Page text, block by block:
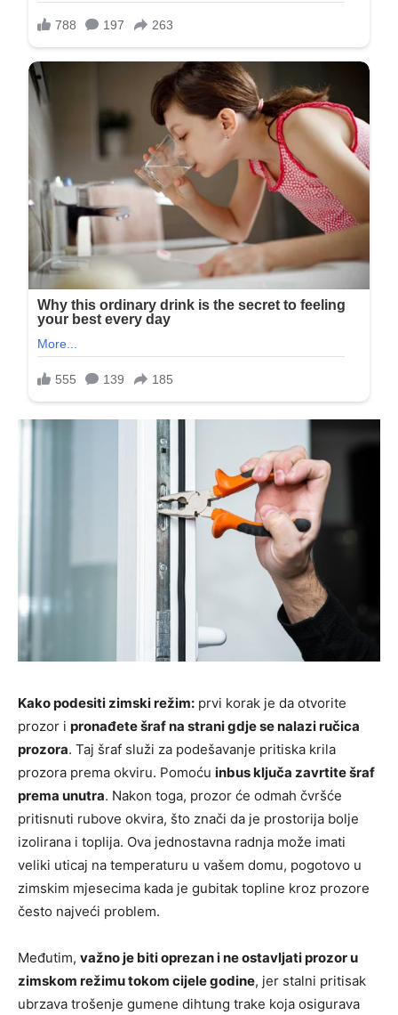
Kako podesiti zimski režim: prvi korak je da otvorite
prozor i pronađete šraf na strani gdje se nalazi ručica
prozora. Taj šraf služi za podešavanje pritiska krila
prozora prema okviru. Pomoću inbus ključa zavrtite šraf
prema unutra. Nakon toga, prozor će odmah čvršće
pritisnuti rubove okvira, što znači da je prostorija bolje
izolirana i toplija. Ova jednostavna radnja može imati
veliki uticaj na temperaturu u vašem domu, pogotovo u
zimskim mjesecima kada je gubitak topline kroz prozore
često najveći problem.
Međutim, važno je biti oprezan i ne ostavljati prozor u
zimskom režimu tokom cijele godine, jer stalni pritisak
ubrzava trošenje gumene dihtung trake koja osigurava